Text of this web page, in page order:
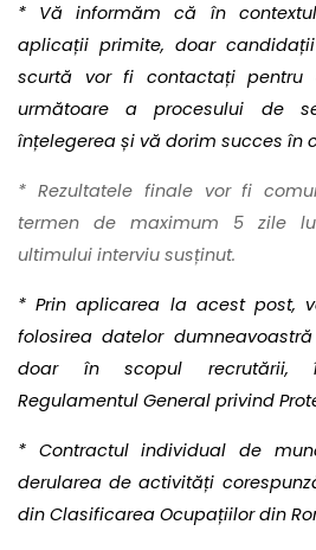
* Vă informăm că în
aplicații primite, doar
scurtă vor fi contactați
următoare a procesului de
înțelegerea și vă dorim succes în
* Rezultatele finale vor fi
termen de maximum 5 zile
ultimului interviu susținut.
* Prin aplicarea la acest post,
folosirea datelor
doar în scopul recrutării,
Regulamentul General privind
* Contractul individual de
derularea de activități
din Clasificarea Ocupațiilor din